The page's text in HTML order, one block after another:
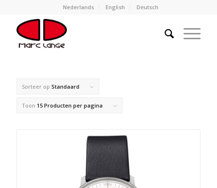
Nederlands English Deutsch
Sorteer op Standaard
Toon 15 Producten per pagina